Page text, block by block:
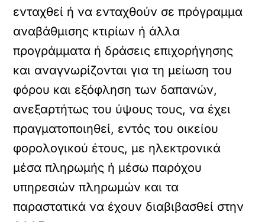
ενταχθεί ή να ενταχθούν σε πρόγραμμα
αναβάθμισης κτιρίων ή άλλα
προγράμματα ή δράσεις επιχορήγησης
και αναγνωρίζονται για τη μείωση του
φόρου και εξόφληση των δαπανών,
ανεξαρτήτως του ύψους τους, να έχει
πραγματοποιηθεί, εντός του οικείου
φορολογικού έτους, με ηλεκτρονικά
μέσα πληρωμής ή μέσω παρόχου
υπηρεσιών πληρωμών και τα
παραστατικά να έχουν διαβιβασθεί στην